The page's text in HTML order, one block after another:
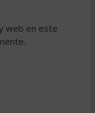
web en este